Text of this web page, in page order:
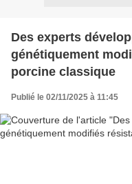
Des experts
génétiquement
porcine classique
Publié le 02/11/2025 à 11:45